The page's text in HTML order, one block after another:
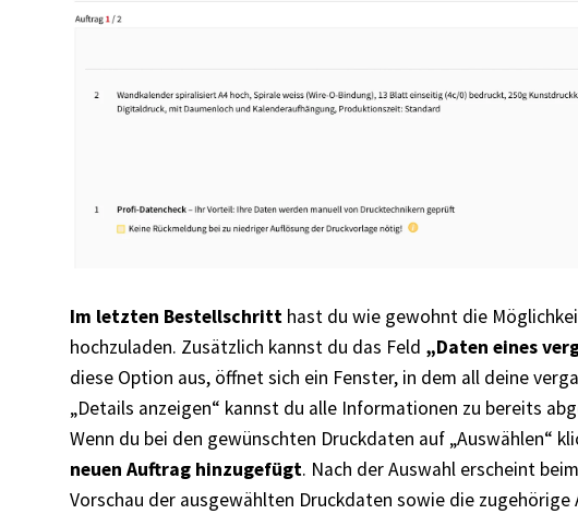
Im letzten Bestellschritt hast du wie gewohnt die
hochzuladen. Zusätzlich kannst du das Feld „Daten eines
diese Option aus, öffnet sich ein Fenster, in dem all deine
„Details anzeigen“ kannst du alle Informationen zu bereits
Wenn du bei den gewünschten Druckdaten auf „Auswählen“
neuen Auftrag hinzugefügt. Nach der Auswahl erscheint
Vorschau der ausgewählten Druckdaten sowie die zugehörige